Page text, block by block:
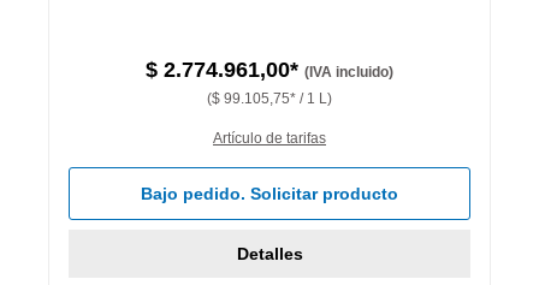
$ 2.774.961,00* (IVA incluido)
($ 99.105,75* / 1 L)
Artículo de tarifas
Bajo pedido. Solicitar producto
Detalles